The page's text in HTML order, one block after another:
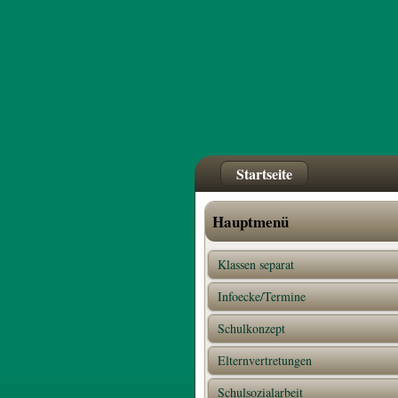
Startseite
Hauptmenü
Klassen separat
Infoecke/Termine
Schulkonzept
Elternvertretungen
Schulsozialarbeit